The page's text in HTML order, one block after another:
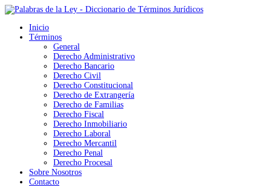
Inicio
Términos
General
Derecho Administrativo
Derecho Bancario
Derecho Civil
Derecho Constitucional
Derecho de Extrangería
Derecho de Familias
Derecho Fiscal
Derecho Inmobiliario
Derecho Laboral
Derecho Mercantil
Derecho Penal
Derecho Procesal
Sobre Nosotros
Contacto